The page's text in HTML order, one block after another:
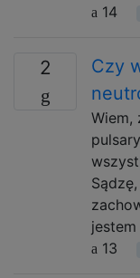
14
2
Czy
Wiem,
13